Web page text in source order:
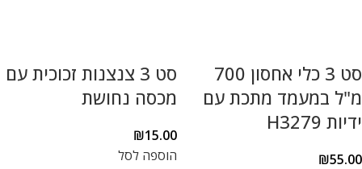
סט 3 כלי אחסון 700
מ"ל במעמד מתכת עם
ידיות H3279
₪55.00
סט 3 צנצנות זכוכית עם
מכסה נחושת
₪15.00
הוספה לסל